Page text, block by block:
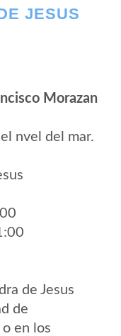
JESUS
Morazan
nvel del mar.
de Jesus
de
en los